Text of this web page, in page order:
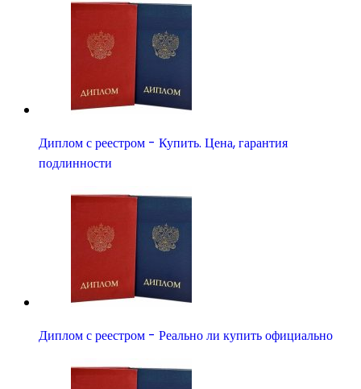
Диплом с реестром - Купить. Цена, гарантия
подлинности
Диплом с реестром - Реально ли купить официально